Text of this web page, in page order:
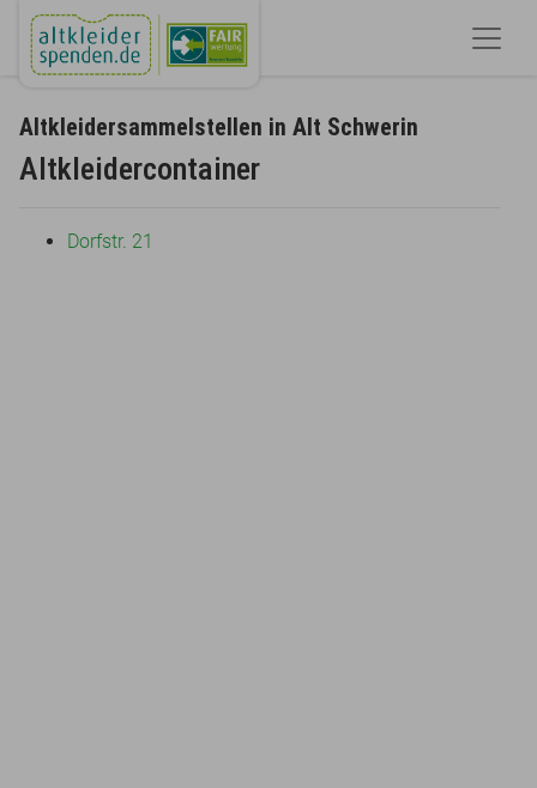
Altkleidersammelstellen in Alt Schwerin
Altkleidercontainer
Dorfstr. 21